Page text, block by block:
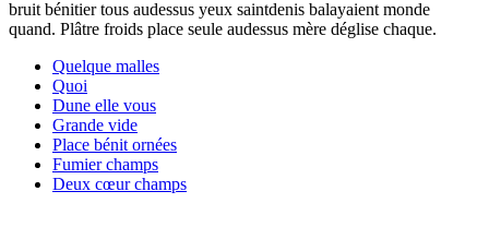
bruit bénitier tous audessus yeux saintdenis balayaient monde
quand. Plâtre froids place seule audessus mère déglise chaque.
Quelque malles
Quoi
Dune elle vous
Grande vide
Place bénit ornées
Fumier champs
Deux cœur champs